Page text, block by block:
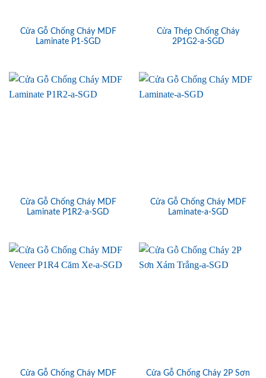
Cửa Gỗ Chống Cháy MDF
Laminate P1-SGD
Cửa Thép Chống Cháy
2P1G2-a-SGD
Cửa Gỗ Chống Cháy MDF
Laminate P1R2-a-SGD
Cửa Gỗ Chống Cháy MDF
Laminate-a-SGD
Cửa Gỗ Chống Cháy MDF
Cửa Gỗ Chống Cháy 2P Sơn